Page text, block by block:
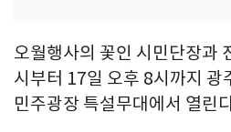
오월행사의 꽃인 시민단장과
시부터 17일 오후 8시까지
민주광장 특설무대에서 열린